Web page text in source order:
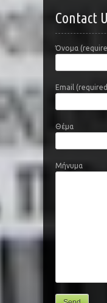
Contact
Όνομα
Email
Θέμα
Μήνυμα